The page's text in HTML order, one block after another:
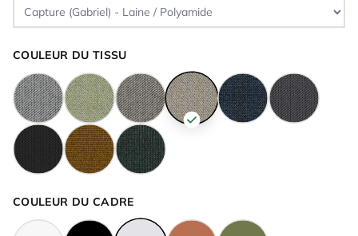
COULEUR DU TISSU
COULEUR DU CADRE